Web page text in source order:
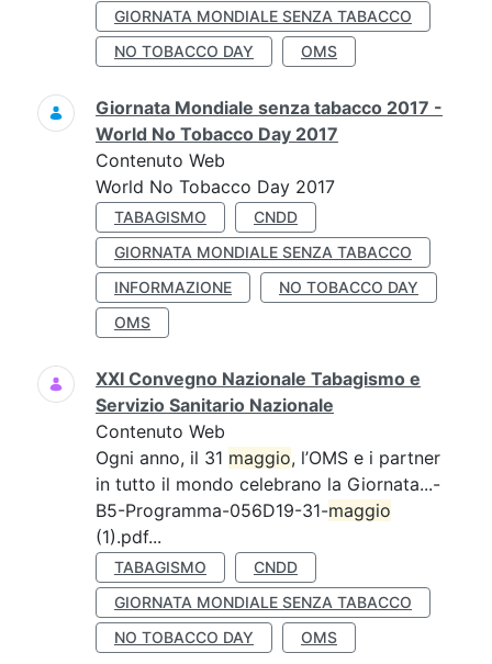
GIORNATA MONDIALE SENZA TABACCO
NO TOBACCO DAY
OMS
Giornata Mondiale senza tabacco 2017 -
World No Tobacco Day 2017
Contenuto Web
World No Tobacco Day 2017
TABAGISMO
CNDD
GIORNATA MONDIALE SENZA TABACCO
INFORMAZIONE
NO TOBACCO DAY
OMS
XXI Convegno Nazionale Tabagismo e
Servizio Sanitario Nazionale
Contenuto Web
Ogni anno, il 31 maggio, l’OMS e i partner
in tutto il mondo celebrano la Giornata...-
B5-Programma-056D19-31-maggio
(1).pdf...
TABAGISMO
CNDD
GIORNATA MONDIALE SENZA TABACCO
NO TOBACCO DAY
OMS